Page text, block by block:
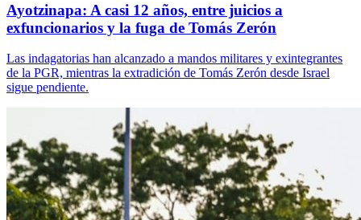
Ayotzinapa: A casi 12 años, entre juicios a
exfuncionarios y la fuga de Tomás Zerón
Las indagatorias han alcanzado a mandos militares y exintegrantes
de la PGR, mientras la extradición de Tomás Zerón desde Israel
sigue pendiente.